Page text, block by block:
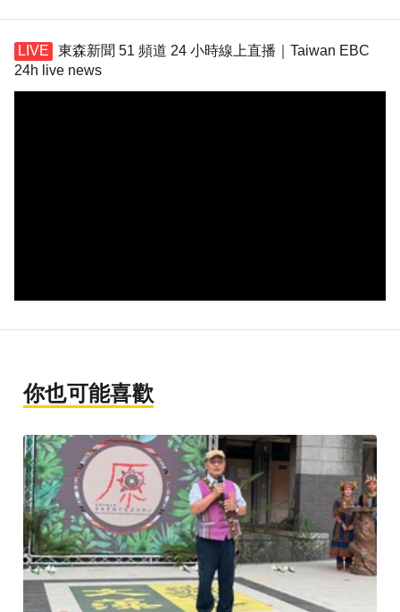
東森新聞 51 頻道 24 小時線上直播｜Taiwan EBC
24h live news
你也可能喜歡